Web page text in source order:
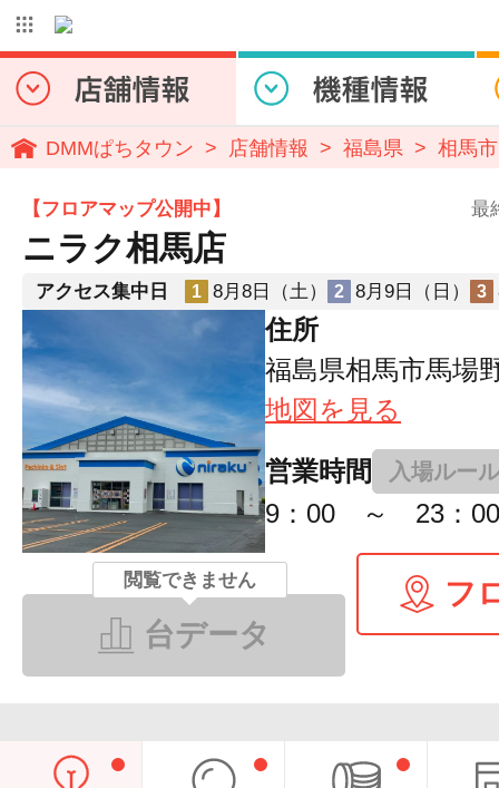
DMMぱちタウン 店舗情報 福島県 相馬市
【フロアマップ公開中】
ニラク相馬店
最
アクセス集中日 1 8月8日（土） 2 8月9日（日） 3
住所
福島県相馬市馬場
地図を見る
営業時間 入場ルール
9：00 ～ 23：00
閲覧できません
台データ
フ